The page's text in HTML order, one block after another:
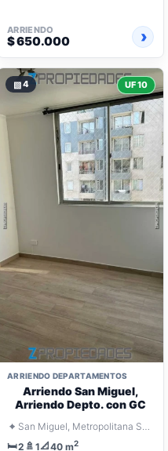
ARRIENDO
$ 650.000
▧4 UF 10
ARRIENDO DEPARTAMENTOS
Arriendo San Miguel,
Arriendo Depto. con GC
⌖
San Miguel, Metropolitana Santiago
🛏️2 🚿 1📐40 m2